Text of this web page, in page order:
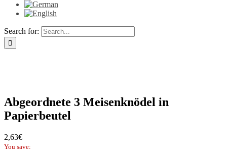
Search for:
Abgeordnete 3 Meisenknödel in
Papierbeutel
2,63€
You save: